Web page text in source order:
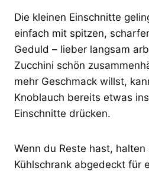
Die kleinen Einschnitte
einfach mit spitzen,
Geduld – lieber langsam
Zucchini schön
mehr Geschmack willst,
Knoblauch bereits etwas
Einschnitte drücken.
Wenn du Reste hast, halten
Kühlschrank abgedeckt für